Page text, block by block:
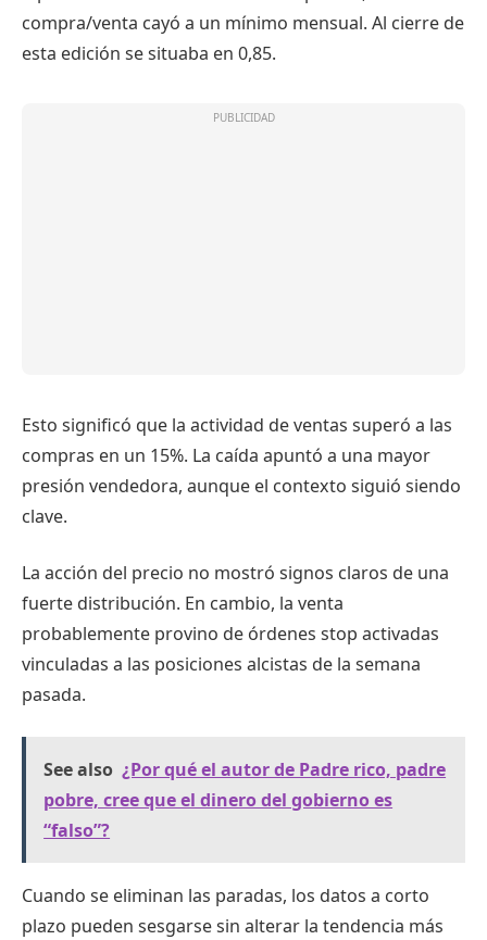
compra/venta cayó a un mínimo mensual. Al cierre de
esta edición se situaba en 0,85.
Esto significó que la actividad de ventas superó a las
compras en un 15%. La caída apuntó a una mayor
presión vendedora, aunque el contexto siguió siendo
clave.
La acción del precio no mostró signos claros de una
fuerte distribución. En cambio, la venta
probablemente provino de órdenes stop activadas
vinculadas a las posiciones alcistas de la semana
pasada.
See also ¿Por qué el autor de Padre rico, padre
pobre, cree que el dinero del gobierno es
“falso”?
Cuando se eliminan las paradas, los datos a corto
plazo pueden sesgarse sin alterar la tendencia más